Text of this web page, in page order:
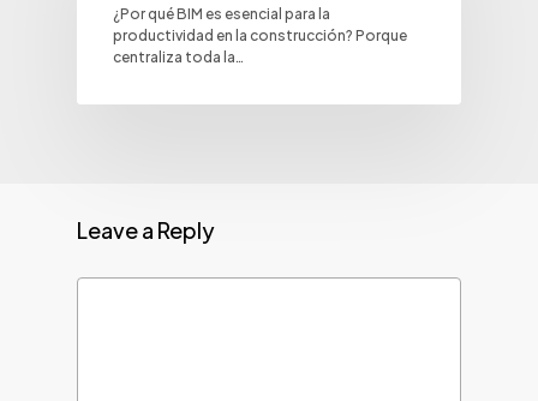
¿Por qué BIM es esencial para la
productividad en la construcción? Porque
centraliza toda la…
Leave a Reply